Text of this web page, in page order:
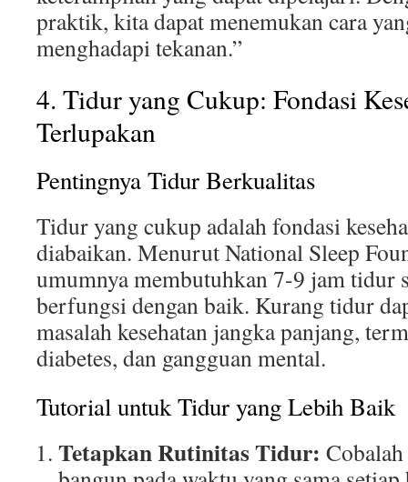
praktik, kita dapat menemukan cara
menghadapi tekanan.”
4. Tidur yang Cukup: Fondasi
Terlupakan
Pentingnya Tidur Berkualitas
Tidur yang cukup adalah fondasi
diabaikan. Menurut National Sleep
umumnya membutuhkan 7-9 jam tidur
berfungsi dengan baik. Kurang tidur
masalah kesehatan jangka panjang,
diabetes, dan gangguan mental.
Tutorial untuk Tidur yang Lebih Baik
Tetapkan Rutinitas Tidur: